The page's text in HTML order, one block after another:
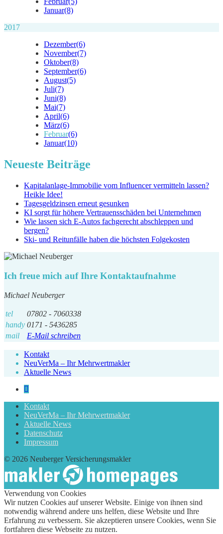
Januar(8)
2017
Dezember(6)
November(7)
Oktober(8)
September(6)
August(5)
Juli(7)
Juni(8)
Mai(7)
April(6)
März(6)
Februar(6)
Januar(10)
Neueste Beiträge
Kapitalanlage-Immobilie vom Influencer vermitteln lassen?
Heikle Idee!
Tagesgeldzinsen erneut gesunken
KI sorgt für höhere Vertrauensschäden bei Unternehmen
Wie lassen sich E-Autos fachgerecht abschleppen und
bergen?
Ski- und Reitunfälle haben die höchsten Folgekosten
Ich freue mich auf Ihre Kontaktaufnahme
Michael Neuberger
tel
07802 - 7060338
handy 0171 - 5436285
mail
E-Mail schreiben
Kontakt
NeuVerMa – Ihr Mehrwertmakler
Aktuelle News
Kontakt
NeuVerMa – Ihr Mehrwertmakler
Aktuelle News
Datenschutz
Impressum
© 2026 Neuberger Versicherungsmakler
Verwendung von Cookies
Wir nutzen Cookies auf unserer Website. Einige von ihnen sind
notwendig während andere uns helfen, diese Website und Ihre
Erfahrung zu verbessern. Sie akzeptieren unsere Cookies, wenn Sie
fortfahren diese Webseite zu nutzen.